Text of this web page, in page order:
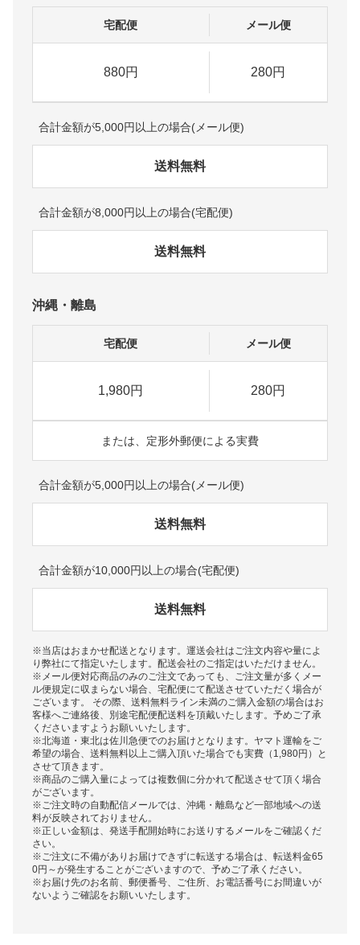
宅配便 メール便
880円 280円
合計金額が5,000円以上の場合(メール便)
送料無料
合計金額が8,000円以上の場合(宅配便)
送料無料
沖縄・離島
宅配便 メール便
1,980円 280円
または、定形外郵便による実費
合計金額が5,000円以上の場合(メール便)
送料無料
合計金額が10,000円以上の場合(宅配便)
送料無料
※当店はおまかせ配送となります。運送会社はご注文内容や量によ
り弊社にて指定いたします。配送会社のご指定はいただけません。
※メール便対応商品のみのご注文であっても、ご注文量が多くメー
ル便規定に収まらない場合、宅配便にて配送させていただく場合が
ございます。 その際、送料無料ライン未満のご購入金額の場合はお
客様へご連絡後、別途宅配便配送料を頂戴いたします。予めご了承
くださいますようお願いいたします。
※北海道・東北は佐川急便でのお届けとなります。ヤマト運輸をご
希望の場合、送料無料以上ご購入頂いた場合でも実費（1,980円）と
させて頂きます。
※商品のご購入量によっては複数個に分かれて配送させて頂く場合
がございます。
※ご注文時の自動配信メールでは、沖縄・離島など一部地域への送
料が反映されておりません。
※正しい金額は、発送手配開始時にお送りするメールをご確認くだ
さい。
※ご注文に不備がありお届けできずに転送する場合は、転送料金65
0円～が発生することがございますので、予めご了承ください。
※お届け先のお名前、郵便番号、ご住所、お電話番号にお間違いが
ないようご確認をお願いいたします。